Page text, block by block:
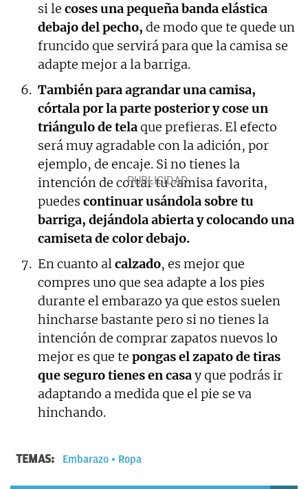
si le coses una pequeña banda elástica
debajo del pecho, de modo que te quede un
fruncido que servirá para que la camisa se
adapte mejor a la barriga.
También para agrandar una camisa,
córtala por la parte posterior y cose un
triángulo de telaque prefieras. El efecto
será muy agradable con la adición, por
ejemplo, de encaje. Si no tienes la
intención de cortar tu camisa favorita,
puedes continuar usándola sobre tu
barriga, dejándola abierta y colocando una
camiseta de color debajo.
En cuanto alcalzado, es mejor que
compres uno que sea adapte a los pies
durante el embarazo ya que estos suelen
hincharse bastante pero si no tienes la
intención de comprar zapatos nuevos lo
mejor es que te pongas el zapato de tiras
que seguro tienes en casay que podrás ir
adaptando a medida que el pie se va
hinchando.
TEMAS: Embarazo Ropa